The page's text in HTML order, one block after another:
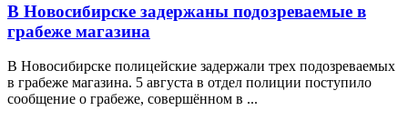
В Новосибирске задержаны подозреваемые в
грабеже магазина
В Новосибирске полицейские задержали трех подозреваемых
в грабеже магазина. 5 августа в отдел полиции поступило
сообщение о грабеже, совершённом в ...